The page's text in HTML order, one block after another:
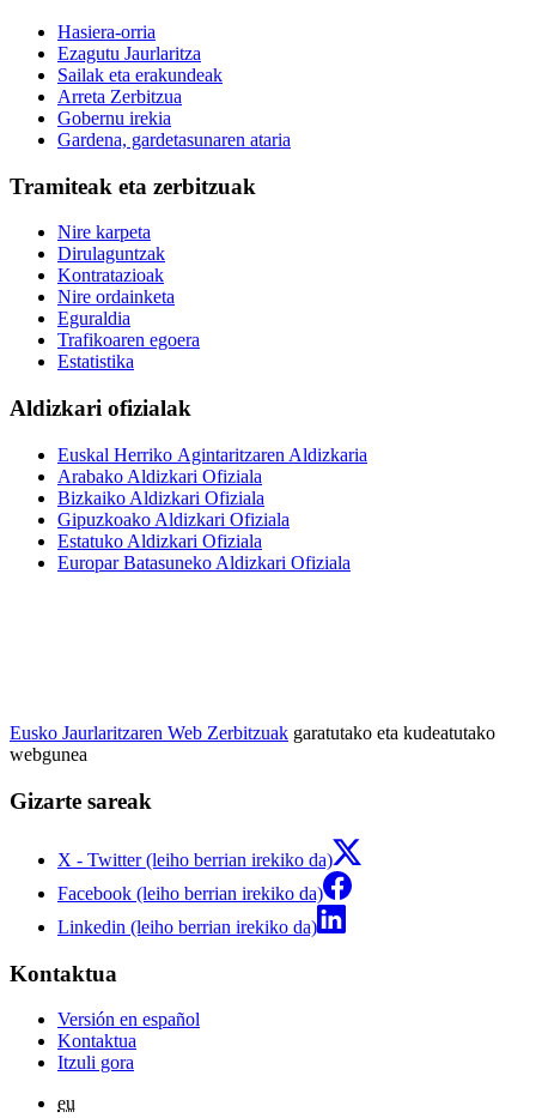
Hasiera-orria
Ezagutu Jaurlaritza
Sailak eta erakundeak
Arreta Zerbitzua
Gobernu irekia
Gardena, gardetasunaren ataria
Tramiteak eta zerbitzuak
Nire karpeta
Dirulaguntzak
Kontratazioak
Nire ordainketa
Eguraldia
Trafikoaren egoera
Estatistika
Aldizkari ofizialak
Euskal Herriko Agintaritzaren Aldizkaria
Arabako Aldizkari Ofiziala
Bizkaiko Aldizkari Ofiziala
Gipuzkoako Aldizkari Ofiziala
Estatuko Aldizkari Ofiziala
Europar Batasuneko Aldizkari Ofiziala
Eusko Jaurlaritzaren Web Zerbitzuak garatutako eta kudeatutako
webgunea
Gizarte sareak
X - Twitter (leiho berrian irekiko da)
Facebook (leiho berrian irekiko da)
Linkedin (leiho berrian irekiko da)
Kontaktua
Versión en español
Kontaktua
Itzuli gora
eu